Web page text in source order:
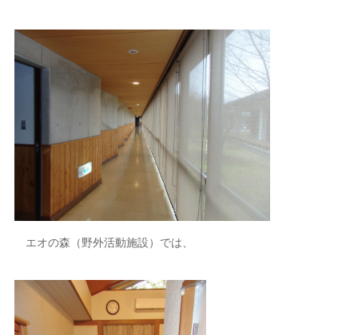
エオの森（野外活動施設）では、